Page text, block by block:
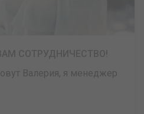
Валерия, я менеджер